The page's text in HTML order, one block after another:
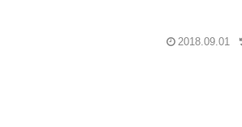
2018.09.01